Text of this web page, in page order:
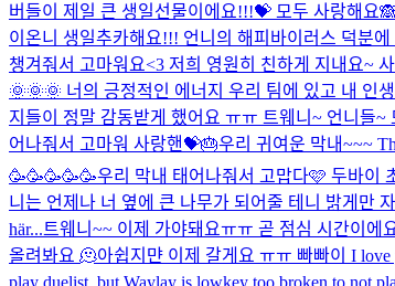
버들이 제일 큰 생일선물이에요!!!💝 모두 사랑해요🙈
이온니 생일추카해요!!! 언니의 해피바이러스 덕분
챙겨줘서 고마워요<3 저희 영원히 친하게 지내요~
🌞🌞🌞 너의 긍정적인 에너지 우리 팀에 있고 내 인
지들이 정말 감동받게 했어요 ㅠㅠ 트웨니~ 언니들
어나줘서 고마워 사랑핸💝🎂우리 귀여운 막내~~~
🥳🥳🥳🥳🥳우리 막내 태어나줘서 고맙다🩷 두바이
니는 언제나 너 옆에 큰 나무가 되어줄 테니 밝게만
här...트웨니~~ 이제 가야돼요ㅠㅠ 곧 점심 시간이
올려봐요 🫠아쉽지먄 이제 갈게요 ㅠㅠ 빠빠이 I love
play duelist, but Waylay is lowkey too broken to not